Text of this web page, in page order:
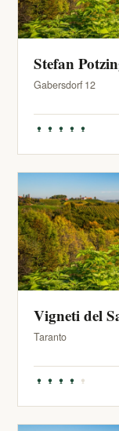
Stefan
Gabersdorf 12
Vigneti del
Taranto